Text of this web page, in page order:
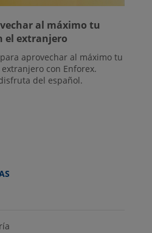
al máximo tu
el extranjero
aprovechar al máximo tu
con Enforex.
del español.